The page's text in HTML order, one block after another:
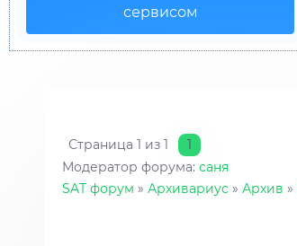
сервисом
Страница 1 из 1
1
Модератор форума: саня
SAT форум » Архивариус » Архив »